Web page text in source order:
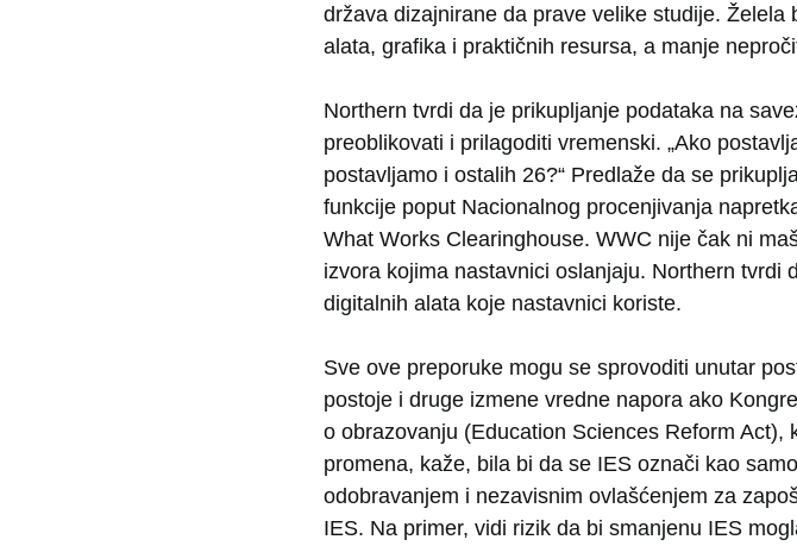
država dizajnirane da prave velike studije.
alata, grafika i praktičnih resursa, a manje
Northern tvrdi da je prikupljanje podataka na
preoblikovati i prilagoditi vremenski. „Ako
postavljamo i ostalih 26?“ Predlaže da se
funkcije poput Nacionalnog procenjivanja
What Works Clearinghouse. WWC nije čak ni
izvora kojima nastavnici oslanjaju. Northern tvrdi
digitalnih alata koje nastavnici koriste.
Sve ove preporuke mogu se sprovoditi unutar
postoje i druge izmene vredne napora ako
o obrazovanju (Education Sciences Reform
promena, kaže, bila bi da se IES označi kao
odobravanjem i nezavisnim ovlašćenjem za
IES. Na primer, vidi rizik da bi smanjenu IES